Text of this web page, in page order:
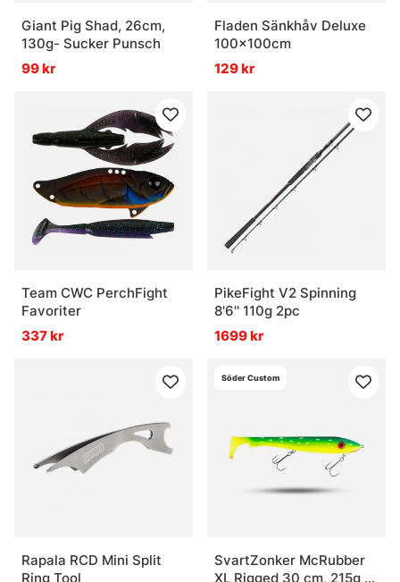
Giant Pig Shad, 26cm,
130g- Sucker Punsch
99 kr
Fladen Sänkhåv Deluxe
100x100cm
129 kr
Team CWC PerchFight
Favoriter
337 kr
PikeFight V2 Spinning
8'6'' 110g 2pc
1699 kr
Rapala RCD Mini Split
Ring Tool
Söder Custom
SvartZonker McRubber
XL Rigged 30 cm, 215g -